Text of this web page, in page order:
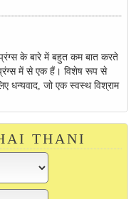
के बारे में बहुत कम बात करते
में से एक हैं। विशेष रूप से
धन्यवाद, जो एक स्वस्थ विश्राम
THANI